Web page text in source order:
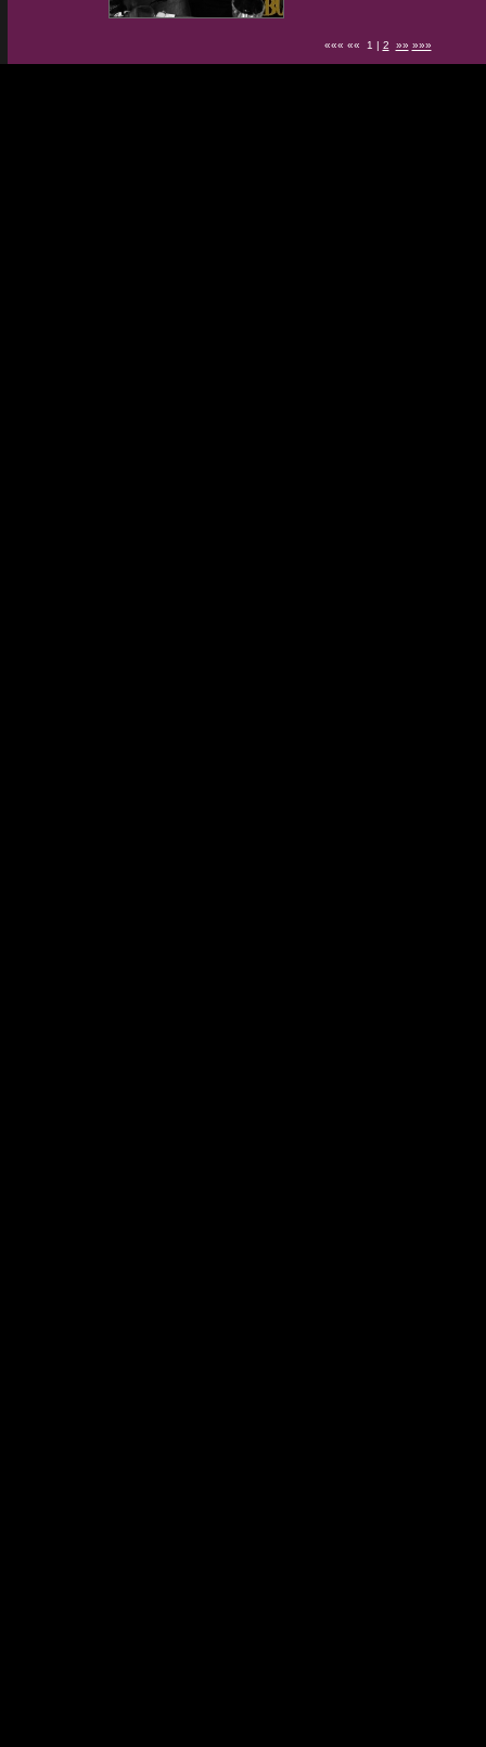
««« «« 1 | 2 »» »»»